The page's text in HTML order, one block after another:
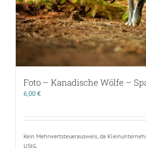
Foto – Kanadische Wölfe –
6,00€
Kein Mehrwertsteuerausweis, da
UStG.